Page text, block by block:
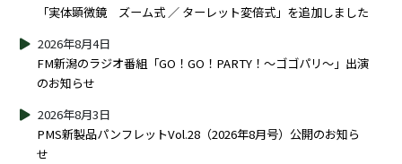
「実体顕微鏡 ズーム式 ／ ターレット変倍式」を追加しました
FM新潟のラジオ番組「GO！GO！PARTY！～ゴゴパリ～」出演
のお知らせ
2026年8月4日
PMS新製品パンフレットVol.28（2026年8月号）公開のお知ら
せ
2026年8月3日